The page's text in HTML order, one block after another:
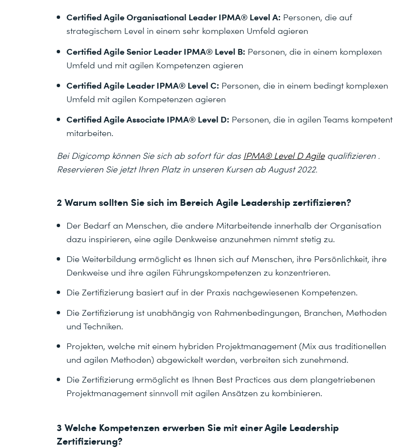
Certified Agile Organisational Leader IPMA® Level A: Personen, die auf
strategischem Level in einem sehr komplexen Umfeld agieren
Certified Agile Senior Leader IPMA® Level B: Personen, die in einem komplexen
Umfeld und mit agilen Kompetenzen agieren
Certified Agile Leader IPMA® Level C: Personen, die in einem bedingt komplexen
Umfeld mit agilen Kompetenzen agieren
Certified Agile Associate IPMA® Level D: Personen, die in agilen Teams kompetent
mitarbeiten.
Bei Digicomp können Sie sich ab sofort für das IPMA® Level D Agilequalifizieren .
Reservieren Sie jetzt Ihren Platz in unseren Kursen ab August 2022.
2 Warum sollten Sie sich im Bereich Agile Leadership zertifizieren?
Der Bedarf an Menschen, die andere Mitarbeitende innerhalb der Organisation
dazu inspirieren, eine agile Denkweise anzunehmen nimmt stetig zu.
Die Weiterbildung ermöglicht es Ihnen sich auf Menschen, ihre Persönlichkeit, ihre
Denkweise und ihre agilen Führungskompetenzen zu konzentrieren.
Die Zertifizierung basiert auf in der Praxis nachgewiesenen Kompetenzen.
Die Zertifizierung ist unabhängig von Rahmenbedingungen, Branchen, Methoden
und Techniken.
Projekten, welche mit einem hybriden Projektmanagement (Mix aus traditionellen
und agilen Methoden) abgewickelt werden, verbreiten sich zunehmend.
Die Zertifizierung ermöglicht es Ihnen Best Practices aus dem plangetriebenen
Projektmanagement sinnvoll mit agilen Ansätzen zu kombinieren.
3 Welche Kompetenzen erwerben Sie mit einer Agile Leadership
Zertifizierung?